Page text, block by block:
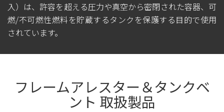
入）は、許容を超える圧力や真空から密閉された容器、可
燃/不可燃性燃料を貯蔵するタンクを保護する目的で使用
されています。
フレームアレスター＆タンクベ
ント 取扱製品